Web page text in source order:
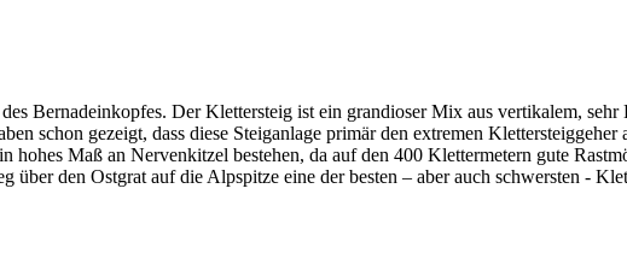
Bernadeinkopfes. Der Klettersteig ist ein grandioser Mix aus vertikalem,
schon gezeigt, dass diese Steiganlage primär den extremen
Maß an Nervenkitzel bestehen, da auf den 400 Klettermetern gute
den Ostgrat auf die Alpspitze eine der besten – aber auch schwersten -